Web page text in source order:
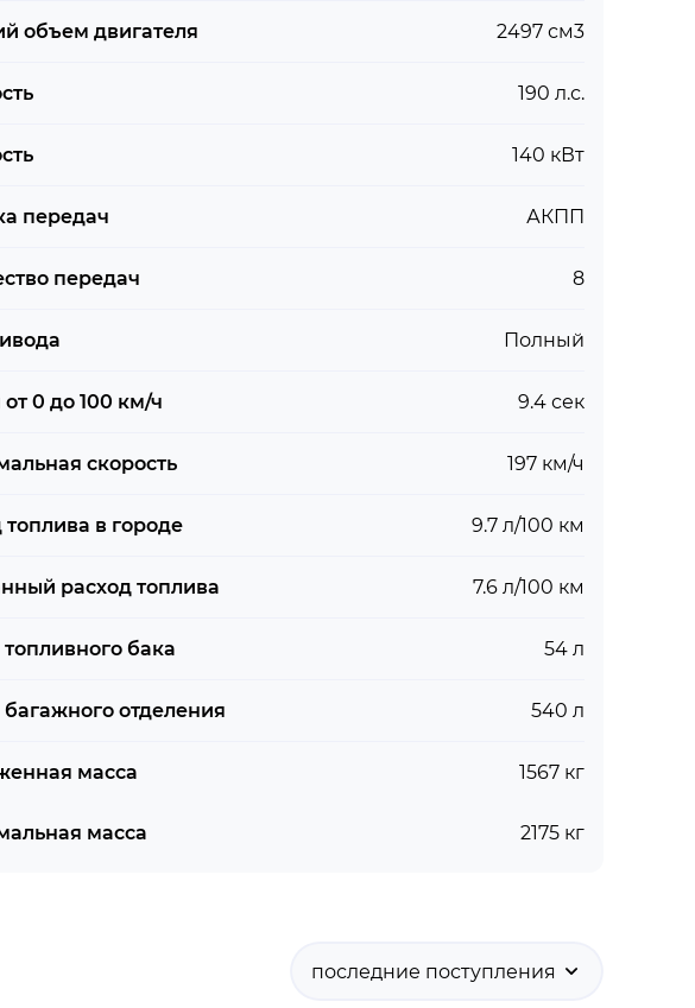
объем двигателя 2497 см3
190 л.с.
140 кВт
передач АКПП
передач 8
Полный
от 0 до 100 км/ч 9.4 сек
скорость 197 км/ч
топлива в городе 9.7 л/100 км
расход топлива 7.6 л/100 км
бака 54 л
отделения 540 л
масса 1567 кг
масса 2175 кг
последние поступления